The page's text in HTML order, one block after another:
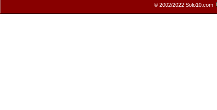
© 2002/2022 Solo10.com